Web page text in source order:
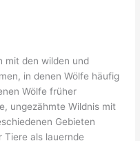
mit den wilden und
in denen Wölfe häufig
Wölfe früher
ungezähmte Wildnis mit
Gebieten
Tiere als lauernde